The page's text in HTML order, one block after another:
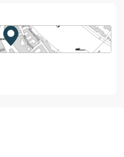
Zur Karte von MapBS.
Externer Link, wird in einem